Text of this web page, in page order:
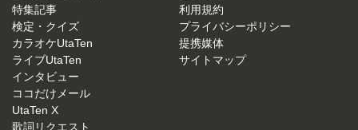
特集記事
検定・クイズ
カラオケUtaTen
ライブUtaTen
インタビュー
ココだけメール
UtaTen X
歌詞リクエスト
利用規約
プライバシーポリシー
提携媒体
サイトマップ